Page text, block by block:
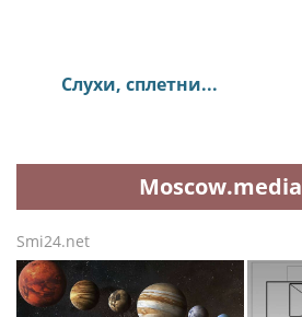
Слухи, сплетни...
Moscow.media
Smi24.net